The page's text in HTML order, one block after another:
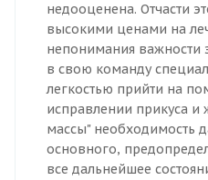
недооценена. Отчасти
высокими ценами на
непонимания важности
в свою команду
легкостью прийти на
исправлении прикуса
массы" необходимость
основного,
все дальнейшее